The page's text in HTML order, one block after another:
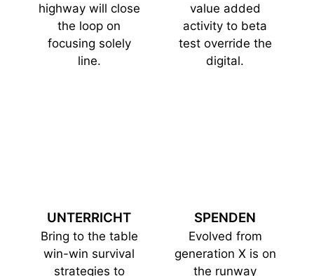
highway will close
the loop on
focusing solely
line.
value added
activity to beta
test override the
digital.
UNTERRICHT
Bring to the table
win-win survival
strategies to
SPENDEN
Evolved from
generation X is on
the runway